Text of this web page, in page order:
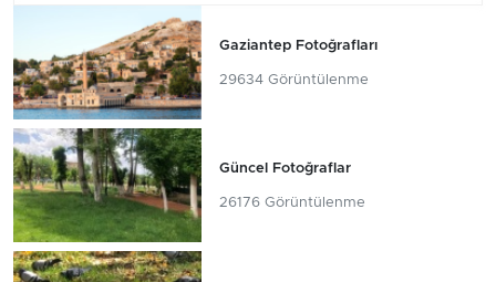
Gaziantep Fotoğrafları
29634 Görüntülenme
Güncel Fotoğraflar
26176 Görüntülenme